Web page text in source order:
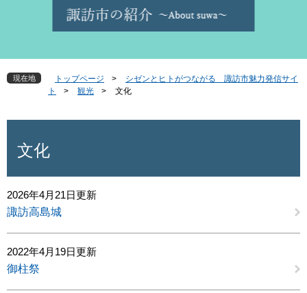
現在地 トップページ >
シゼンとヒトがつながる 諏訪市魅力発信サイ
ト
> 観光 > 文化
文化
2026年4月21日更新
諏訪高島城
2022年4月19日更新
御柱祭